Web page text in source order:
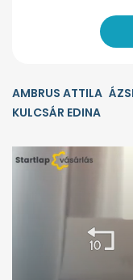
AMBRUS ATTILA
KULCSÁR EDINA